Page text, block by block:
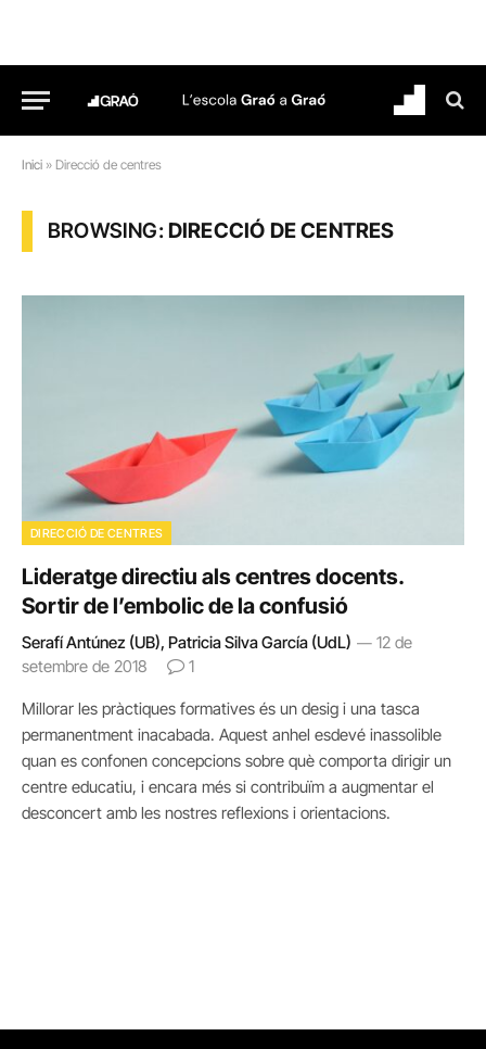
Inici » Direcció de centres
BROWSING:DIRECCIÓ DE CENTRES
DIRECCIÓ DE CENTRES
Lideratge directiu als centres docents.
Sortir de l’embolic de la confusió
Serafí Antúnez (UB), Patricia Silva García (UdL)
12 de
setembre de 2018
1
Millorar les pràctiques formatives és un desig i una tasca
permanentment inacabada. Aquest anhel esdevé inassolible
quan es confonen concepcions sobre què comporta dirigir un
centre educatiu, i encara més si contribuïm a augmentar el
desconcert amb les nostres reflexions i orientacions.